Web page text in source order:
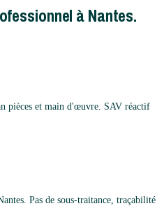
à Nantes.
pièces et main d'œuvre. SAV réactif
Pas de sous-traitance, traçabilité